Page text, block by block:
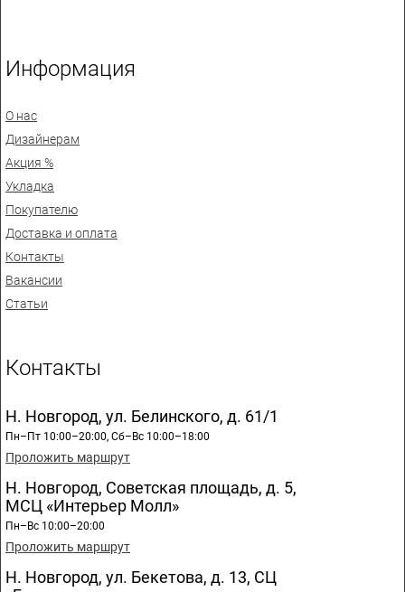
Информация
О нас
Дизайнерам
Акция %
Укладка
Покупателю
Доставка и оплата
Контакты
Вакансии
Статьи
Контакты
Н. Новгород, ул. Белинского, д. 61/1
Пн–Пт 10:00–20:00, Сб–Вс 10:00–18:00
Проложить маршрут
Н. Новгород, Советская площадь, д. 5,
МСЦ «Интерьер Молл»
Пн–Вс 10:00–20:00
Проложить маршрут
Н. Новгород, ул. Бекетова, д. 13, СЦ